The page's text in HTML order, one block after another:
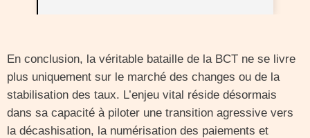
En conclusion, la véritable bataille de la BCT ne se livre
plus uniquement sur le marché des changes ou de la
stabilisation des taux. L’enjeu vital réside désormais
dans sa capacité à piloter une transition agressive vers
la décashisation, la numérisation des paiements et